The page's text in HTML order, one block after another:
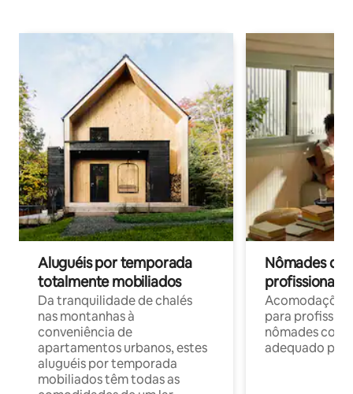
Aluguéis por temporada
totalmente mobiliados
Da tranquilidade de chalés
nas montanhas à
conveniência de
apartamentos urbanos, estes
aluguéis por temporada
mobiliados têm todas as
Nômades
profissionais
para
nômades com
adequado